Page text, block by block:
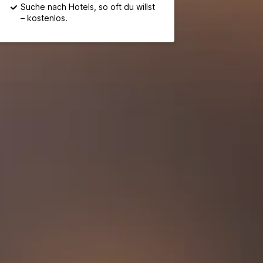
Suche nach Hotels, so oft du willst
– kostenlos.